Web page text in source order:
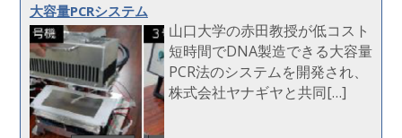
大容量PCRシステム
山口大学の赤田教授が低コスト
短時間でDNA製造できる大容量
PCR法のシステムを開発され、
株式会社ヤナギヤと共同[…]